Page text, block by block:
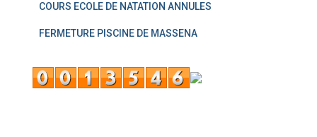
COURS ECOLE DE NATATION ANNULES
FERMETURE PISCINE DE MASSENA